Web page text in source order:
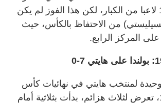
إلى البطولة بـ13 لاعبا من الكبار، لكن هذا الفوز لم يكن
من الاحتفاظ بالكأس، حيث
المركز الرابع.
لمنتخب هايتي في نهائيات كأس
العالم عام 1974، تعرض لثلاث هزائم، بدأت بثلاثية أمام